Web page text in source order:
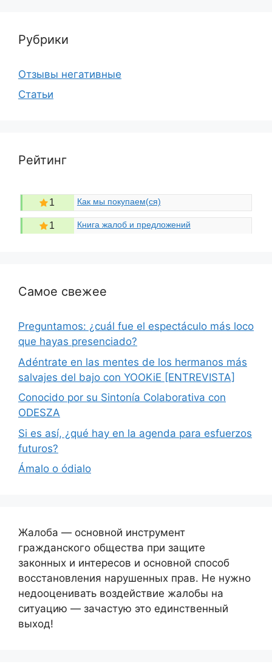
Рубрики
Отзывы негативные
Статьи
Рейтинг
1 Как мы покупаем(ся)
1 Книга жалоб и предложений
Самое свежее
Preguntamos: ¿cuál fue el espectáculo más loco
que hayas presenciado?
Adéntrate en las mentes de los hermanos más
salvajes del bajo con YOOKiE [ENTREVISTA]
Conocido por su Sintonía Colaborativa con
ODESZA
Si es así, ¿qué hay en la agenda para esfuerzos
futuros?
Ámalo o ódialo
Жалоба — основной инструмент
гражданского общества при защите
законных и интересов и основной способ
восстановления нарушенных прав. Не нужно
недооценивать воздействие жалобы на
ситуацию — зачастую это единственный
выход!